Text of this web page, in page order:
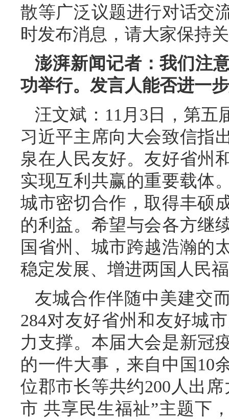
散等广泛议题进行对话交
时发布消息，请大家保持
澎湃新闻记者：我们注
功举行。发言人能否进一
汪文斌：11月3日，第五
习近平主席向大会致信指
泉在人民友好。友好省州
实现互利共赢的重要载体
城市密切合作，取得丰硕
的利益。希望与会各方继
国省州、城市跨越浩瀚的
稳定发展、增进两国人民
友城合作伴随中美建交
284对友好省州和友好城
力支撑。本届大会是新冠
的一件大事，来自中国10
位郡市长等共约200人出
市 共享民生福祉”主题下